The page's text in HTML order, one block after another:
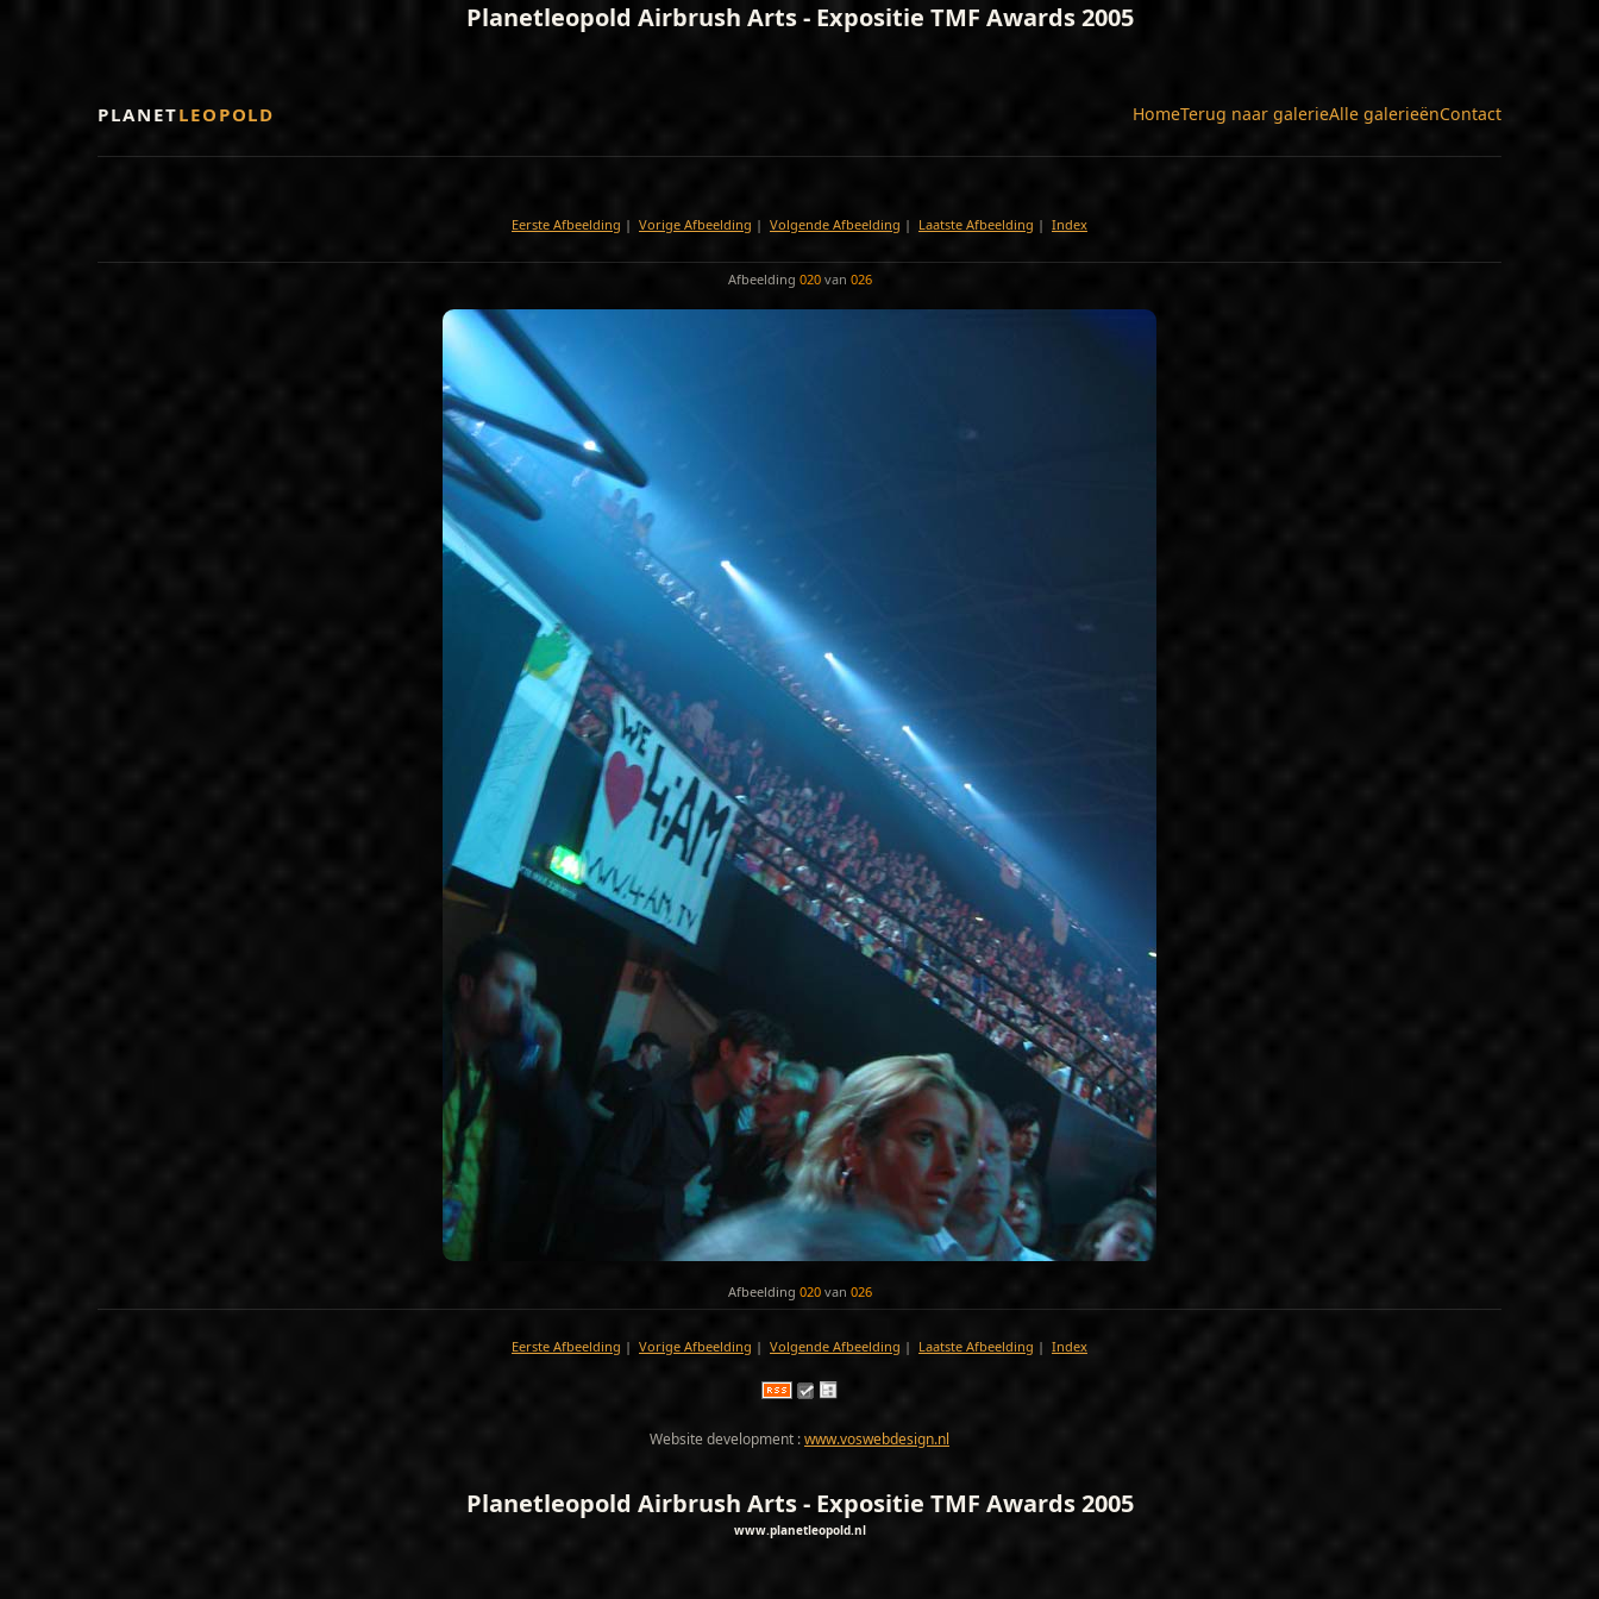
Planetleopold Airbrush Arts - Expositie TMF Awards 2005
PLANETLEOPOLD HomeTerug naar galerieAlle galerieënContact
Eerste Afbeelding | Vorige Afbeelding | Volgende Afbeelding | Laatste Afbeelding | Index
Afbeelding 020van 026
Afbeelding 020van 026
Eerste Afbeelding | Vorige Afbeelding | Volgende Afbeelding | Laatste Afbeelding | Index
Website development :www.voswebdesign.nl
Planetleopold Airbrush Arts - Expositie TMF Awards 2005
www.planetleopold.nl